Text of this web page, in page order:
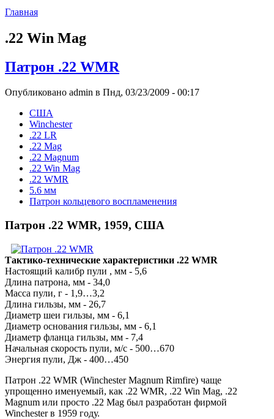
Главная
.22 Win Mag
Патрон .22 WMR
Опубликовано admin в Пнд, 03/23/2009 - 00:17
США
Winchester
.22 LR
.22 Mag
.22 Magnum
.22 Win Mag
.22 WMR
5.6 мм
Патрон кольцевого воспламенения
Патрон .22 WMR, 1959, США
Тактико-технические характеристики .22 WMR
Настоящий калибр пули , мм - 5,6
Длина патрона, мм - 34,0
Масса пули, г - 1,9…3,2
Длина гильзы, мм - 26,7
Диаметр шеи гильзы, мм - 6,1
Диаметр основания гильзы, мм - 6,1
Диаметр фланца гильзы, мм - 7,4
Начальная скорость пули, м/с - 500…670
Энергия пули, Дж - 400…450
Патрон .22 WMR (Winchester Magnum Rimfire) чаще
упрощенно именуемый, как .22 WMR, .22 Win Mag, .22
Magnum или просто .22 Mag был разработан фирмой
Winchester в 1959 году.